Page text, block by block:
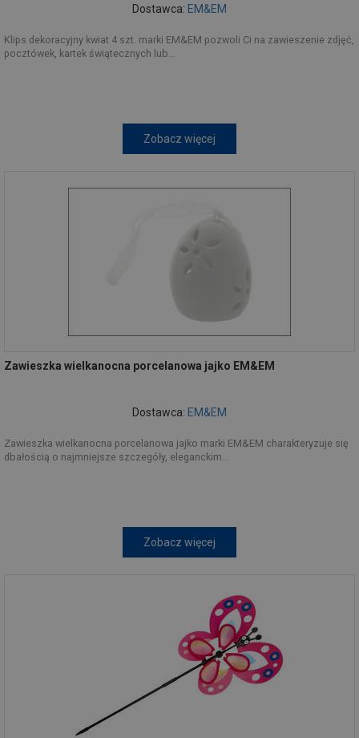
Dostawca: EM&EM
Klips dekoracyjny kwiat 4 szt. marki EM&EM pozwoli Ci na zawieszenie zdjęć,
pocztówek, kartek świątecznych lub...
Zobacz więcej
Zawieszka wielkanocna porcelanowa jajko EM&EM
Dostawca: EM&EM
Zawieszka wielkanocna porcelanowa jajko marki EM&EM charakteryzuje się
dbałością o najmniejsze szczegóły, eleganckim...
Zobacz więcej